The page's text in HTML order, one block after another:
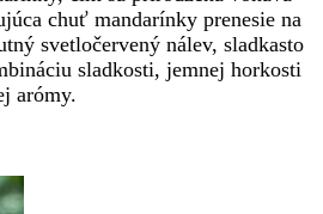
chuť mandarínky prenesie na
svetločervený nálev, sladkasto
sladkosti, jemnej horkosti
arómy.